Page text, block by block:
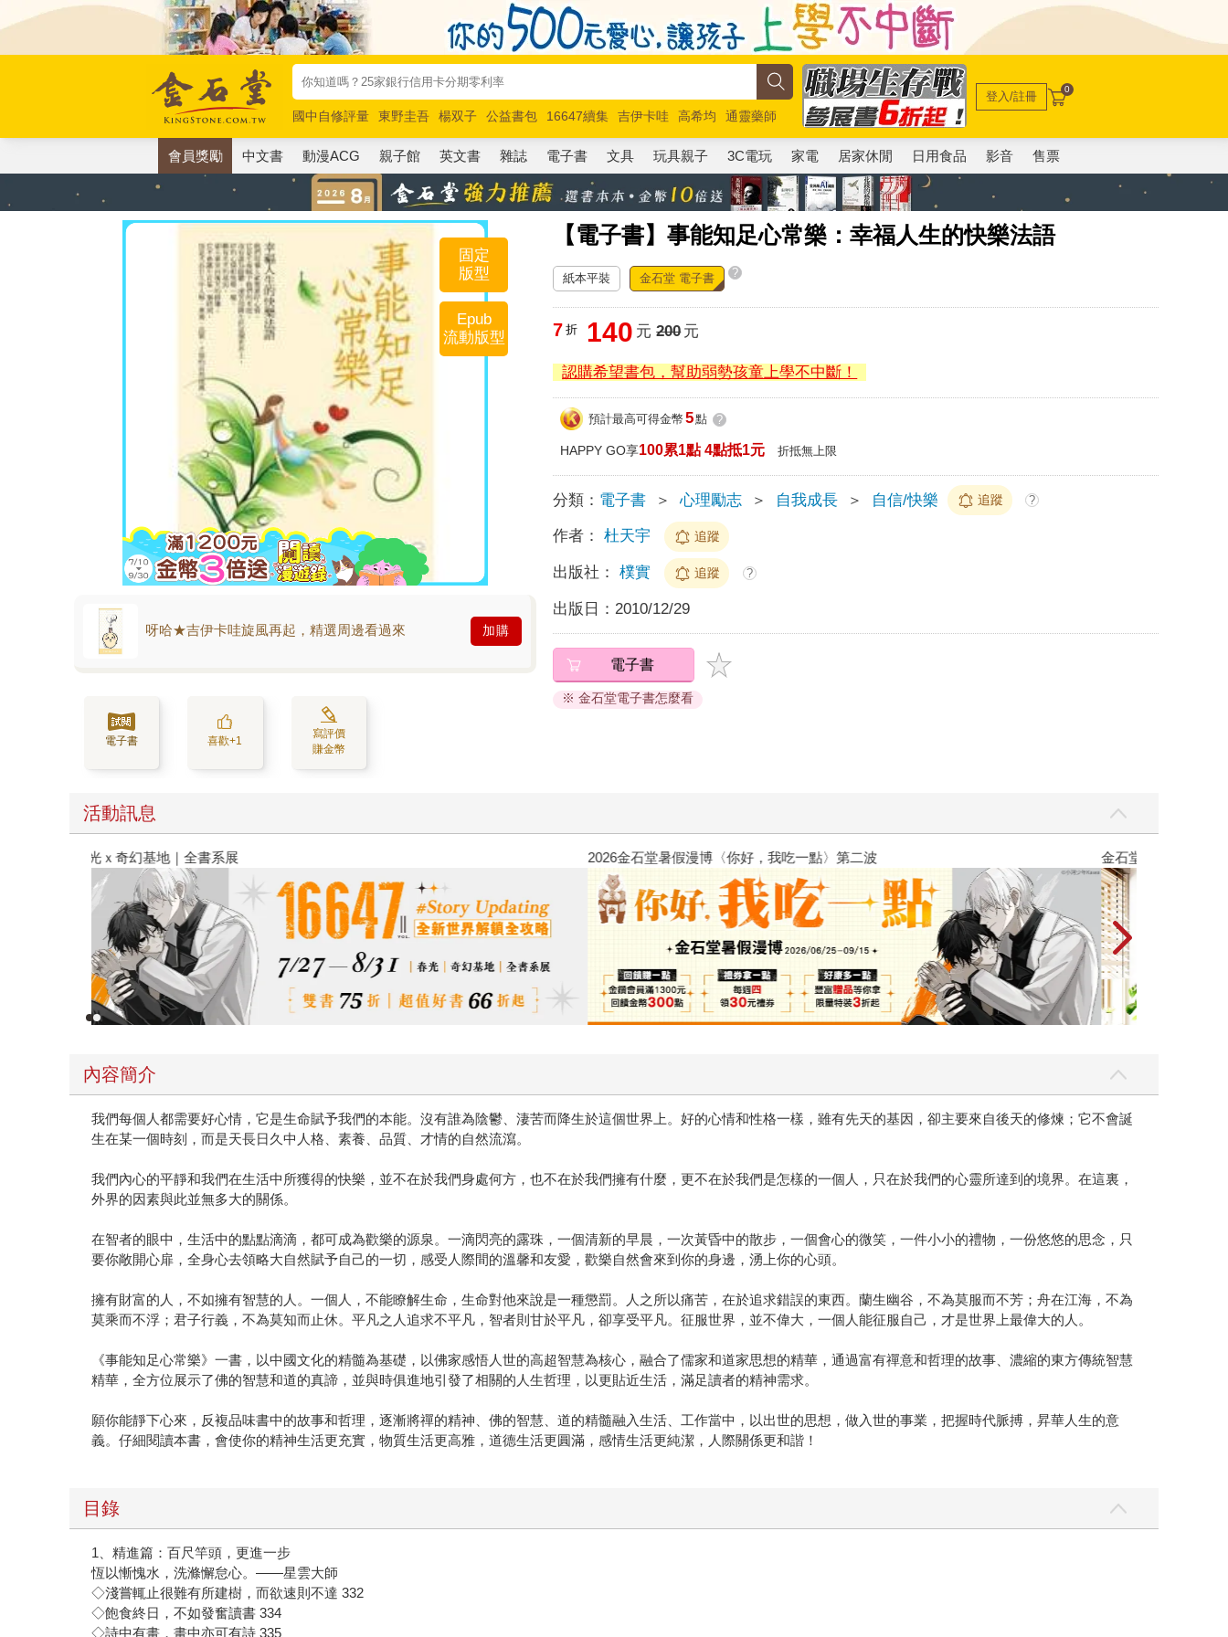
國中自修評量 東野圭吾 楊双子 公益書包 16647續集 吉伊卡哇 高希均
通靈藥師
唯紅花綻放
奧德賽 路邊攤新作 馬斯克 玩具總動員5 超慢跑
登入/註冊 0
會員獎勵 中文書 動漫ACG 親子館 英文書 雜誌 電子書 文具 玩具親子 3C電玩 家電 居家休閒 日用食品 影音 售票
【電子書】事能知足心常樂：幸福人生的快樂法語
固定
版型
Epub
流動版型
呀哈★吉伊卡哇旋風再起，精選周邊看過來 加購
電子書 喜歡+1
寫評價
賺金幣
紙本平裝 金石堂 電子書 ?
7 折 140 元 200元
認購希望書包，幫助弱勢孩童上學不中斷！
預計最高可得金幣 5點 ?
HAPPY GO享100累1點 4點抵1元 折抵無上限
分類： 電子書 ＞ 心理勵志 ＞ 自我成長 ＞ 自信/快樂 追蹤 ?
作者： 杜天宇 追蹤
出版社： 樸實 追蹤 ?
出版日： 2010/12/29
電子書
※ 金石堂電子書怎麼看
活動訊息
春光ｘ奇幻基地｜全書系展 2026金石堂暑假漫博〈你好，我吃一點〉第二波 金石堂2026海
內容簡介
我們每個人都需要好心情，它是生命賦予我們的本能。沒有誰為陰鬱、淒苦而降生於這個世界上。好的心情和性格一樣，雖有先天的基因，卻主要來自後天的修煉；它不會誕
生在某一個時刻，而是天長日久中人格、素養、品質、才情的自然流瀉。
我們內心的平靜和我們在生活中所獲得的快樂，並不在於我們身處何方，也不在於我們擁有什麼，更不在於我們是怎樣的一個人，只在於我們的心靈所達到的境界。在這裏，
外界的因素與此並無多大的關係。
在智者的眼中，生活中的點點滴滴，都可成為歡樂的源泉。一滴閃亮的露珠，一個清新的早晨，一次黃昏中的散步，一個會心的微笑，一件小小的禮物，一份悠悠的思念，只
要你敞開心扉，全身心去領略大自然賦予自己的一切，感受人際間的溫馨和友愛，歡樂自然會來到你的身邊，湧上你的心頭。
擁有財富的人，不如擁有智慧的人。一個人，不能瞭解生命，生命對他來說是一種懲罰。人之所以痛苦，在於追求錯誤的東西。蘭生幽谷，不為莫服而不芳；舟在江海，不為
莫乘而不浮；君子行義，不為莫知而止休。平凡之人追求不平凡，智者則甘於平凡，卻享受平凡。征服世界，並不偉大，一個人能征服自己，才是世界上最偉大的人。
《事能知足心常樂》一書，以中國文化的精髓為基礎，以佛家感悟人世的高超智慧為核心，融合了儒家和道家思想的精華，通過富有禪意和哲理的故事、濃縮的東方傳統智慧
精華，全方位展示了佛的智慧和道的真諦，並與時俱進地引發了相關的人生哲理，以更貼近生活，滿足讀者的精神需求。
願你能靜下心來，反複品味書中的故事和哲理，逐漸將禪的精神、佛的智慧、道的精髓融入生活、工作當中，以出世的思想，做入世的事業，把握時代脈搏，昇華人生的意
義。仔細閱讀本書，會使你的精神生活更充實，物質生活更高雅，道德生活更圓滿，感情生活更純潔，人際關係更和諧！
目錄
1、精進篇：百尺竿頭，更進一步
恆以慚愧水，洗滌懈怠心。——星雲大師
◇淺嘗輒止很難有所建樹，而欲速則不達 332
◇飽食終日，不如發奮讀書 334
◇詩中有畫，畫中亦可有詩 335